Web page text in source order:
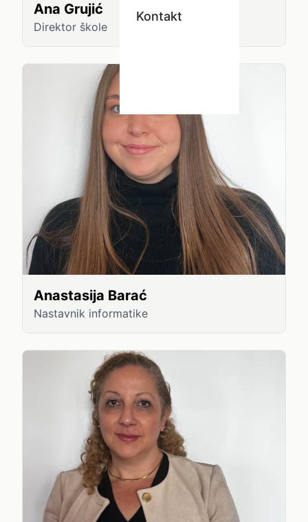
Kontakt
Ana Grujić
Direktor škole
Anastasija Barać
Nastavnik informatike